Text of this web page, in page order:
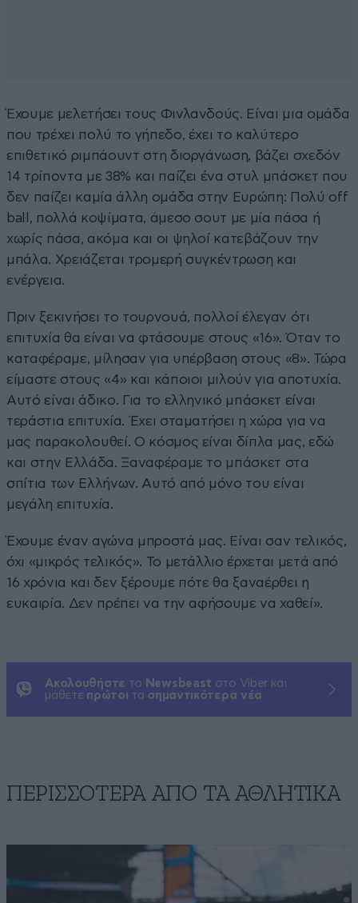
Έχουμε μελετήσει τους Φινλανδούς. Είναι μια ομάδα
που τρέχει πολύ το γήπεδο, έχει το καλύτερο
επιθετικό ριμπάουντ στη διοργάνωση, βάζει σχεδόν
14 τρίποντα με 38% και παίζει ένα στυλ μπάσκετ που
δεν παίζει καμία άλλη ομάδα στην Ευρώπη: Πολύ off
ball, πολλά κοψίματα, άμεσο σουτ με μία πάσα ή
χωρίς πάσα, ακόμα και οι ψηλοί κατεβάζουν την
μπάλα. Χρειάζεται τρομερή συγκέντρωση και
ενέργεια.
Πριν ξεκινήσει το τουρνουά, πολλοί έλεγαν ότι
επιτυχία θα είναι να φτάσουμε στους «16». Όταν το
καταφέραμε, μίλησαν για υπέρβαση στους «8». Τώρα
είμαστε στους «4» και κάποιοι μιλούν για αποτυχία.
Αυτό είναι άδικο. Για το ελληνικό μπάσκετ είναι
τεράστια επιτυχία. Έχει σταματήσει η χώρα για να
μας παρακολουθεί. Ο κόσμος είναι δίπλα μας, εδώ
και στην Ελλάδα. Ξαναφέραμε το μπάσκετ στα
σπίτια των Ελλήνων. Αυτό από μόνο του είναι
μεγάλη επιτυχία.
Έχουμε έναν αγώνα μπροστά μας. Είναι σαν τελικός,
όχι «μικρός τελικός». Το μετάλλιο έρχεται μετά από
16 χρόνια και δεν ξέρουμε πότε θα ξαναέρθει η
ευκαιρία. Δεν πρέπει να την αφήσουμε να χαθεί».
Ακολουθήστε το Newsbeast στο Viber και
μάθετε πρώτοι τα σημαντικότερα νέα
ΠΕΡΙΣΣΟΤΕΡΑ ΑΠΟ ΤA ΑΘΛΗΤΙΚΑ